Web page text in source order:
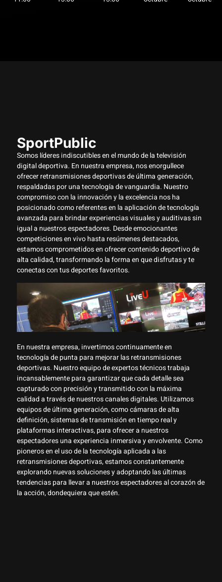
SportPublic
Somos líderes indiscutibles en el mundo de la televisión
digital deportiva. En nuestra empresa, nos enorgullece
ofrecer retransmisiones deportivas de última generación,
respaldadas por una tecnología de vanguardia. Nuestro
compromiso con la innovación y la excelencia nos ha
posicionado como referentes en la aplicación de tecnología
avanzada para brindar experiencias visuales y auditivas sin
igual a nuestros espectadores. Desde emocionantes
competiciones en vivo hasta resúmenes destacados,
estamos comprometidos en ofrecer contenido deportivo de
alta calidad, transformando la forma en que disfrutas y te
conectas con tus deportes favoritos.
En nuestra empresa, invertimos continuamente en
tecnología de punta para mejorar las retransmisiones
deportivas. Nuestro equipo de expertos técnicos trabaja
incansablemente para garantizar que cada detalle sea
capturado con precisión y transmitido con la máxima
calidad a través de nuestros canales digitales. Utilizamos
equipos de última generación, como cámaras de alta
definición, sistemas de transmisión en tiempo real y
plataformas interactivas, para ofrecer a nuestros
espectadores una experiencia inmersiva y envolvente. Como
pioneros en el uso de la tecnología aplicada a las
retransmisiones deportivas, estamos constantemente
explorando nuevas soluciones y adoptando las últimas
tendencias para llevar a nuestros espectadores al corazón de
la acción, dondequiera que estén.